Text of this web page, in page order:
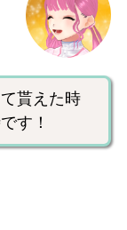
貰えた時
す！